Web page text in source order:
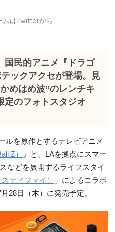
ムはTwitterから
国民的アニメ『ドラゴ
ックアクセが登場。見
めはめ波”のレンチキ
定のフォトスタジオ
ルを原作とするテレビアニメ
Z）
』と、LAを拠点にスマー
などを展開するライフスタイ
ティファイ）
」によるコラボ
28日（木）に発売予定。